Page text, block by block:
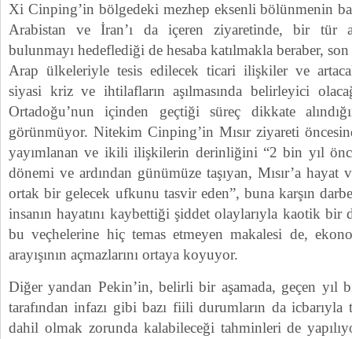
Xi Cinping’in bölgedeki mezhep eksenli bölünmenin
Arabistan ve İran’ı da içeren ziyaretinde, bir tür
bulunmayı hedeflediği de hesaba katılmakla beraber,
Arap ülkeleriyle tesis edilecek ticari ilişkiler ve
siyasi kriz ve ihtilafların aşılmasında belirleyici
Ortadoğu’nun içinden geçtiği süreç dikkate
görünmüyor. Nitekim Cinping’in Mısır ziyareti
yayımlanan ve ikili ilişkilerin derinliğini “2 bin yıl
dönemi ve ardından günümüze taşıyan, Mısır’a hayat
ortak bir gelecek ufkunu tasvir eden”, buna karşın
insanın hayatını kaybettiği şiddet olaylarıyla kaotik bir
bu veçhelerine hiç temas etmeyen makalesi de,
arayışının açmazlarını ortaya koyuyor.
Diğer yandan Pekin’in, belirli bir aşamada, geçen yıl
tarafından infazı gibi bazı fiili durumların da icbarıyla
dahil olmak zorunda kalabileceği tahminleri de